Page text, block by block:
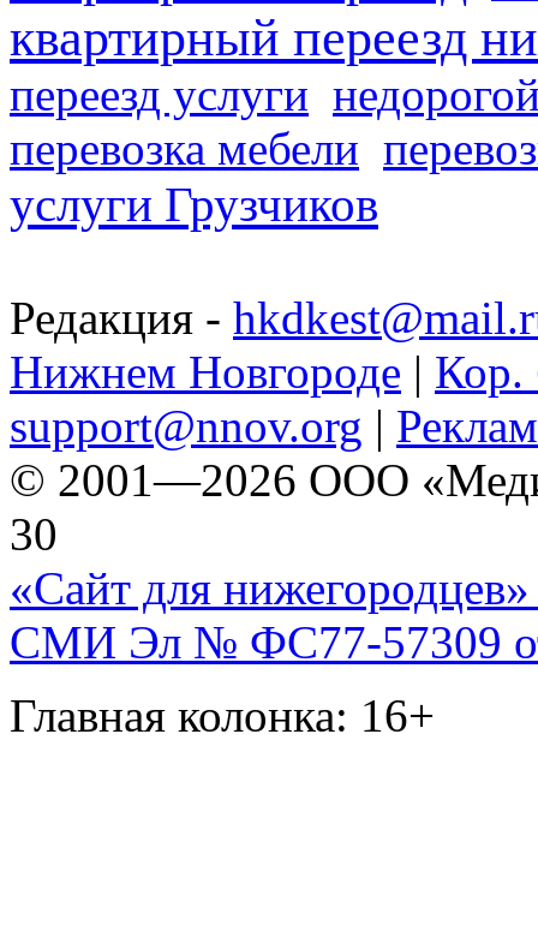
квартирный переезд
переезд услуги
перевозка мебели
услуги Грузчиков
Редакция -
Нижнем Новгороде | Кор.
support@nnov.org |
© 2001—2026 ООО
30
«Сайт для нижегородцев»
СМИ Эл № ФС77-57309
Главная колонка: 16+